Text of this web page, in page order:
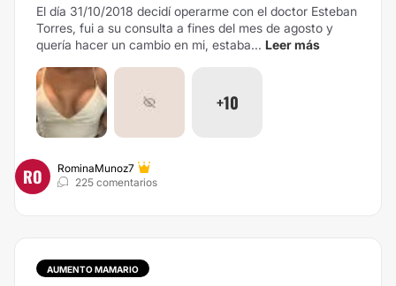
El día 31/10/2018 decidí operarme con el doctor Esteban
Torres, fui a su consulta a fines del mes de agosto y
quería hacer un cambio en mi, estaba... Leer más
+10
RO
RominaMunoz7
225 comentarios
AUMENTO MAMARIO